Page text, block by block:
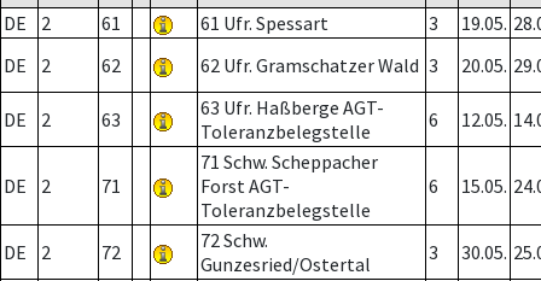
DE 2 61 61 Ufr. Spessart 3 19.05.
DE
2 62 62 Ufr. Gramschatzer Wald 3 20.05.
DE 2 63
63 Ufr. Haßberge AGT-
Toleranzbelegstelle
6 12.05.
DE 2 71
71 Schw. Scheppacher
Forst AGT-
Toleranzbelegstelle
6 15.05.
DE 2 72
72 Schw.
Gunzesried/Ostertal
3 30.05.